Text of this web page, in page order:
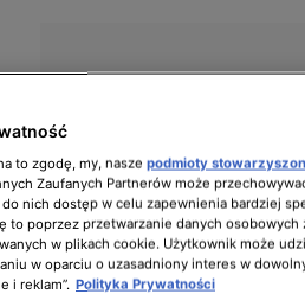
to zgodę, my, nasze podmioty
Zaufanych Partnerów może
nich dostęp w celu zapewnienia bardziej
to poprzez przetwarzanie danych osobowych
w plikach cookie. Użytkownik może
w oparciu o uzasadniony interes w
i reklam”. Polityka Prywatności